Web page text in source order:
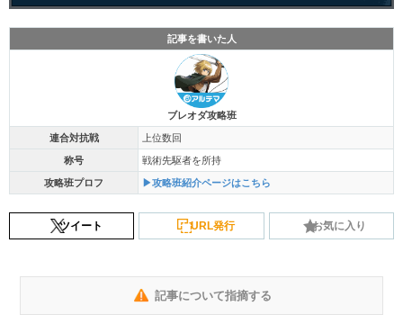
記事を書いた人
ブレオダ攻略班
連合対抗戦 上位数回
称号 戦術先駆者を所持
攻略班プロフ ▶攻略班紹介ページはこちら
ツイート URL発行 お気に入り
記事について指摘する